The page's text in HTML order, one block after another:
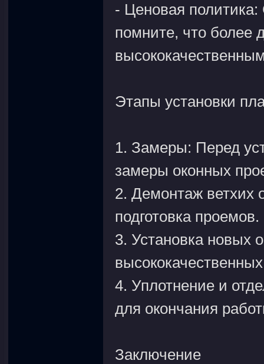
- Ценовая
помните, что более
Этапы установки
1. Замеры: Перед
замеры оконных
2. Демонтаж ветхих
подготовка проемов.
3. Установка новых
4. Уплотнение и
для окончания
Заключение